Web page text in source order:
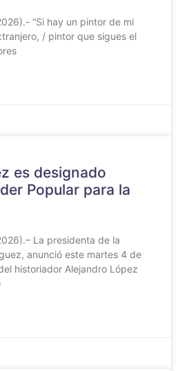
“Si hay un pintor de mi
/ pintor que sigues el
es designado
Popular para la
La presidenta de la
anunció este martes 4 de
historiador Alejandro López